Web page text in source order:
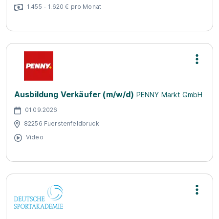
1.455 - 1.620 € pro Monat
Ausbildung Verkäufer (m/w/d) PENNY Markt GmbH
01.09.2026
82256 Fuerstenfeldbruck
Video